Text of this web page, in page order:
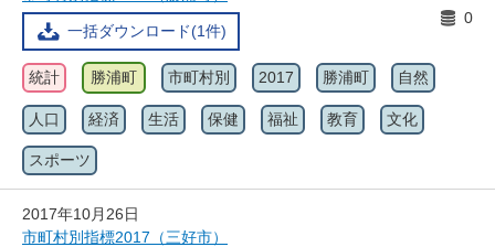
一括ダウンロード(1件)
0
統計 勝浦町 市町村別 2017 勝浦町 自然
人口 経済 生活 保健 福祉 教育 文化
スポーツ
2017年10月26日
市町村別指標2017（三好市）